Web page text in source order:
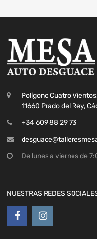
Polígono Cuatro
11660 Prado del Rey,
+34 609 88 29 73
De lunes a viernes de
NUESTRAS REDES